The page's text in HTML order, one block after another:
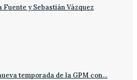
Fuente y Sebastián Vázquez
temporada de la GPM con…